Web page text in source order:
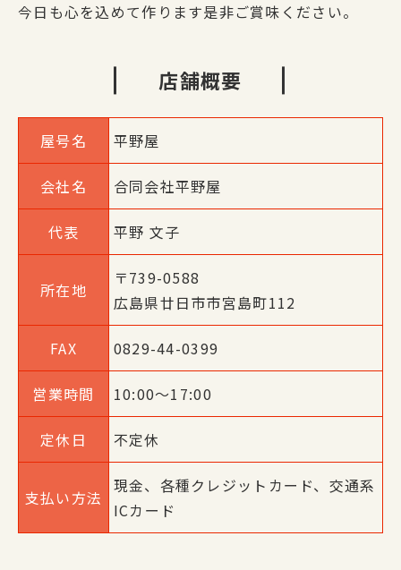
今日も心を込めて作ります是非ご賞味ください。
店舗概要
屋号名 平野屋
会社名 合同会社平野屋
代表 平野 文子
所在地
〒739-0588
広島県廿日市市宮島町112
FAX 0829-44-0399
営業時間 10:00～17:00
定休日 不定休
支払い方法
現金、各種クレジットカード、交通系
ICカード